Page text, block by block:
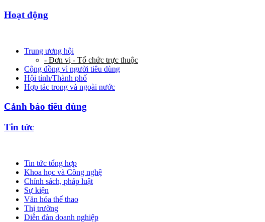
Hoạt động
Trung ương hội
- Đơn vị - Tổ chức trực thuộc
Cộng đồng vì người tiêu dùng
Hội tỉnh/Thành phố
Hợp tác trong và ngoài nước
Cảnh báo tiêu dùng
Tin tức
Tin tức tổng hợp
Khoa học và Công nghệ
Chính sách, pháp luật
Sự kiện
Văn hóa thể thao
Thị trường
Diễn đàn doanh nghiệp